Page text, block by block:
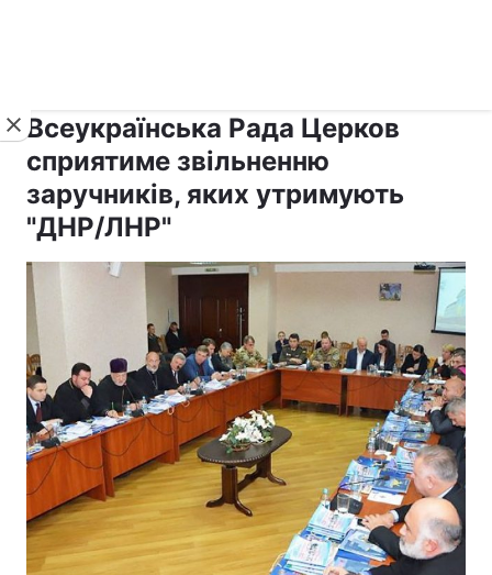
Всеукраїнська Рада Церков
сприятиме звільненню
заручників, яких утримують
"ДНР/ЛНР"